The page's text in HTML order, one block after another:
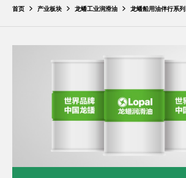
首页 产业板块 龙蟠工业润滑油 龙蟠船用油伴行系列